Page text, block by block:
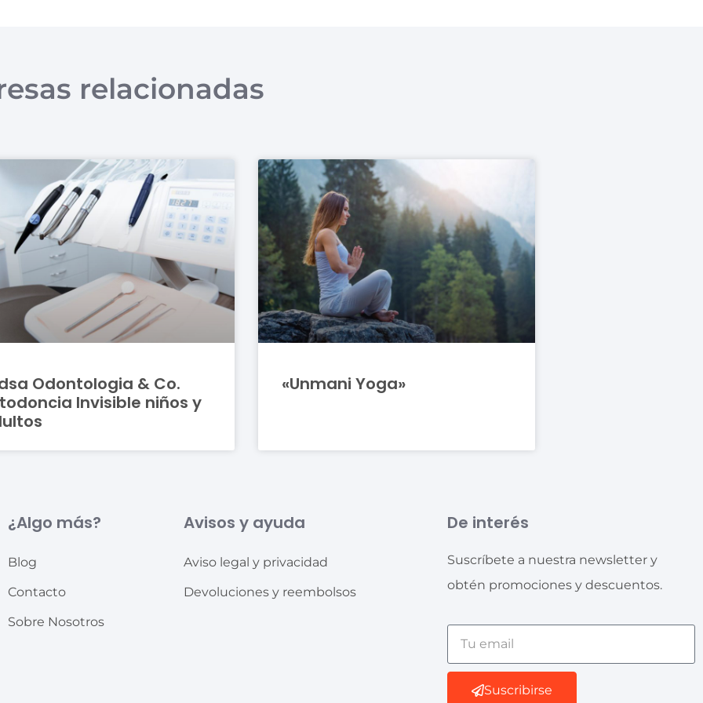
relacionadas
Odontologia & Co.
Invisible niños y
«Unmani Yoga»
¿Algo más?
Blog
Contacto
Sobre Nosotros
Avisos y ayuda
Aviso legal y privacidad
Devoluciones y reembolsos
De interés
Suscríbete a nuestra newsletter y
obtén promociones y descuentos.
Suscribirse